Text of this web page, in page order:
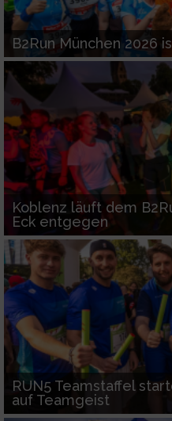
B2Run München 2026
Koblenz läuft dem
Eck entgegen
RUN5 Teamstaffel
auf Teamgeist